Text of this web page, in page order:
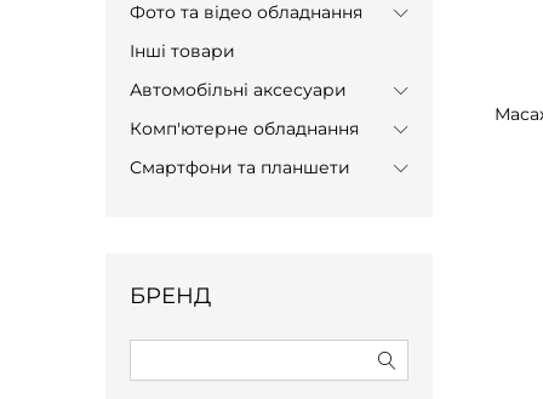
Фото та відео обладнання
Інші товари
Автомобільні аксесуари
Комп'ютерне обладнання
Смартфони та планшети
БРЕНД